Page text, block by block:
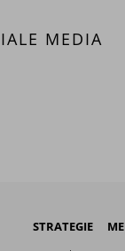
MEDIA
STRATEGIE